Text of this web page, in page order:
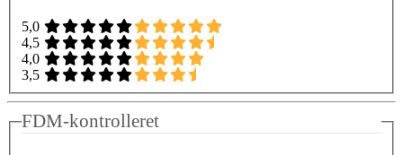
5,0
4,5
4,0
3,5
FDM-kontrolleret